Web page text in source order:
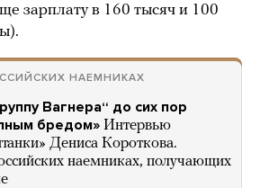
зарплату в 160 тысяч и 100
НАЕМНИКАХ
Вагнера“ до сих пор
бредом» Интервью
Дениса Короткова.
наемниках, получающих